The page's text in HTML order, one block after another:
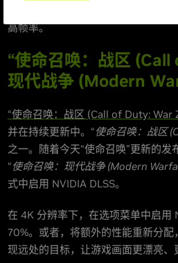
高帧率。
“使命召唤：战区 (Call
现代战争 (Modern
“使命召唤：战区 (Call of Duty: War
并在持续更新中。“使命召唤：战区
之一。随着今天“使命召唤”更新的发
“使命召唤：现代战争 (Modern
式中启用 NVIDIA DLSS。
在 4K 分辨率下，在选项菜单中启用
70%。或者，将额外的性能重新分
现远处的目标，让游戏画面更漂亮、